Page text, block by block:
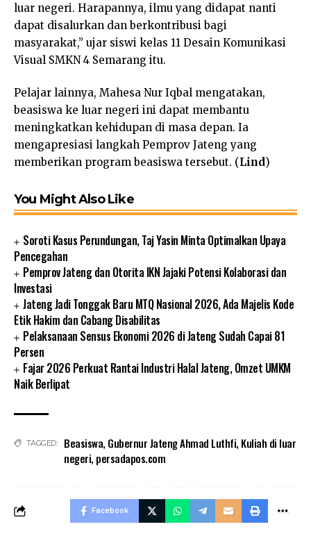
luar negeri. Harapannya, ilmu yang didapat nanti
dapat disalurkan dan berkontribusi bagi
masyarakat,” ujar siswi kelas 11 Desain Komunikasi
Visual SMKN 4 Semarang itu.
Pelajar lainnya, Mahesa Nur Iqbal mengatakan,
beasiswa ke luar negeri ini dapat membantu
meningkatkan kehidupan di masa depan. Ia
mengapresiasi langkah Pemprov Jateng yang
memberikan program beasiswa tersebut. (Lind)
You Might Also Like
Soroti Kasus Perundungan, Taj Yasin Minta Optimalkan Upaya
Pencegahan
Pemprov Jateng dan Otorita IKN Jajaki Potensi Kolaborasi dan
Investasi
Jateng Jadi Tonggak Baru MTQ Nasional 2026, Ada Majelis Kode
Etik Hakim dan Cabang Disabilitas
Pelaksanaan Sensus Ekonomi 2026 di Jateng Sudah Capai 81
Persen
Fajar 2026 Perkuat Rantai Industri Halal Jateng, Omzet UMKM
Naik Berlipat
TAGGED: Beasiswa, Gubernur Jateng Ahmad Luthfi, Kuliah di luar
negeri, persadapos.com
Facebook